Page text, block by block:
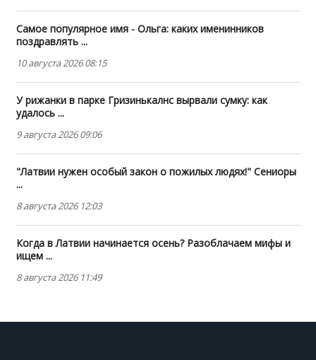
Самое популярное имя - Ольга: каких именинников
поздравлять ...
10 августа 2026 08:15
У рижанки в парке Гризинькалнс вырвали сумку: как
удалось ...
9 августа 2026 09:06
"Латвии нужен особый закон о пожилых людях!" Сениоры
...
8 августа 2026 12:03
Когда в Латвии начинается осень? Разоблачаем мифы и
ищем ...
8 августа 2026 11:49